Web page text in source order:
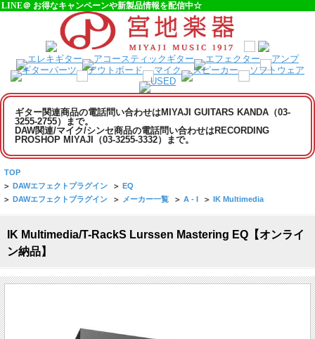
LINE＠ お得なキャンペーンや新製品情報を配信中☆
ギター関連商品の電話問い合わせはMIYAJI GUITARS KANDA（03-
3255-2755）まで。
DAW関連/マイク/シンセ商品の電話問い合わせはRECORDING
PROSHOP MIYAJI（03-3255-3332）まで。
TOP
> DAWエフェクトプラグイン > EQ
> DAWエフェクトプラグイン > メーカー一覧 > A - I > IK Multimedia
IK Multimedia/T-RackS Lurssen Mastering EQ【オンライ
ン納品】